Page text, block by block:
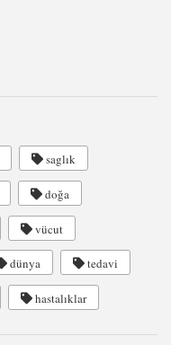
saglık
doğa
vücut
dünya tedavi
hastalıklar